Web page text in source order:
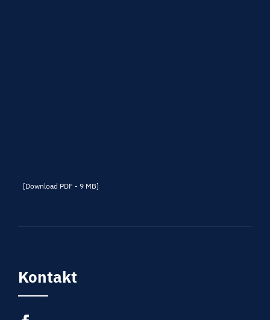
[Download PDF - 9 MB]
Kontakt